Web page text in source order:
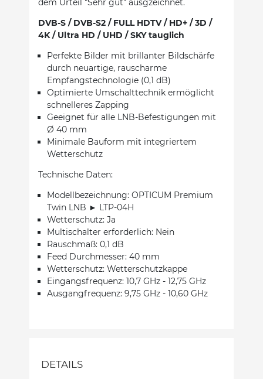
DVB-S / DVB-S2 / FULL HDTV / HD+ / 3D /
4K / Ultra HD / UHD / SKY tauglich
Perfekte Bilder mit brillanter Bildschärfe
durch neuartige, rauscharme
Empfangstechnologie (0,1 dB)
Optimierte Umschalttechnik ermöglicht
schnelleres Zapping
Geeignet für alle LNB-Befestigungen mit
Ø 40 mm
Minimale Bauform mit integriertem
Wetterschutz
Technische Daten:
Modellbezeichnung: OPTICUM Premium
Twin LNB ► LTP-04H
Wetterschutz: Ja
Multischalter erforderlich: Nein
Rauschmaß: 0,1 dB
Feed Durchmesser: 40 mm
Wetterschutz: Wetterschutzkappe
Eingangsfrequenz: 10,7 GHz - 12,75 GHz
Ausgangfrequenz: 9,75 GHz - 10,60 GHz
DETAILS